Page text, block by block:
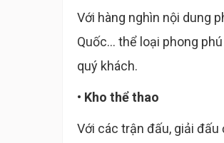
Với hàng nghìn nội dung
Quốc... thể loại phong
quý khách.
• Kho thể thao
Với các trận đấu, giải